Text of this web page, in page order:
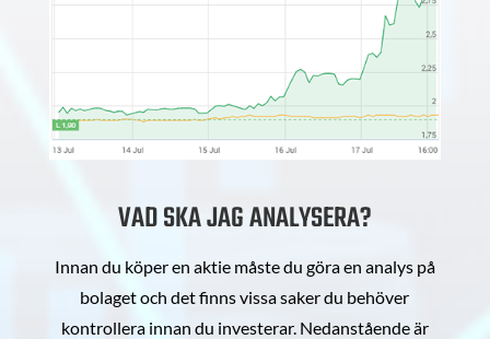
VAD SKA JAG ANALYSERA?
Innan du köper en aktie måste du göra en analys på
bolaget och det finns vissa saker du behöver
kontrollera innan du investerar. Nedanstående är